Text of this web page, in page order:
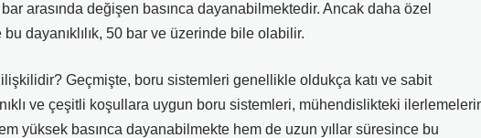
arasında değişen basınca dayanabilmektedir. Ancak daha özel
dayanıklılık, 50 bar ve üzerinde bile olabilir.
ilişkilidir? Geçmişte, boru sistemleri genellikle oldukça katı ve sabit
ve çeşitli koşullara uygun boru sistemleri, mühendislikteki
yüksek basınca dayanabilmekte hem de uzun yıllar süresince bu